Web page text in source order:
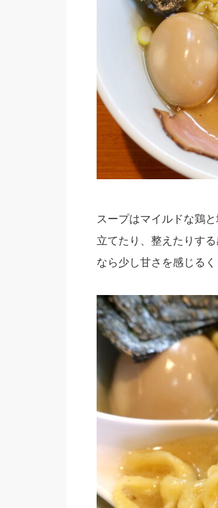
スープはマイルドな鶏
立てたり、整えたりす
なら少し甘さを感じるく